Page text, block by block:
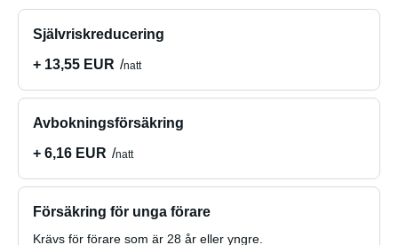
Självriskreducering
+ 13,55 EUR
natt
Avbokningsförsäkring
+ 6,16 EUR
natt
Försäkring för unga förare
Krävs för förare som är 28 år eller yngre.